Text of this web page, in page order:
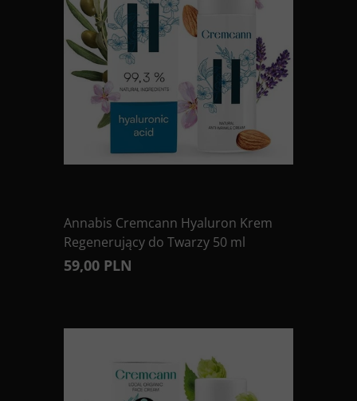
Annabis Cremcann Hyaluron Krem
Regenerujący do Twarzy 50 ml
59,00 PLN